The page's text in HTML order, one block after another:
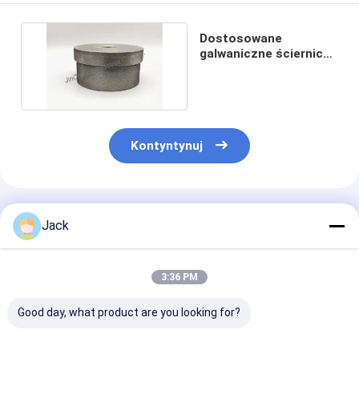
Dostosowane
galwaniczne ściernice
Kontyntynuj
Polecane Produkty
Jack
3:36 PM
Good day, what product are you looking for?